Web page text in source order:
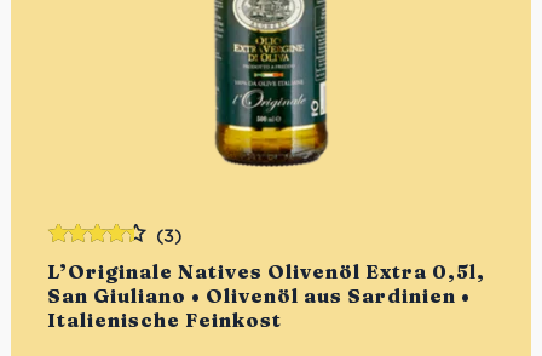
L’Originale Natives Olivenöl Extra 0,5l,
San Giuliano • Olivenöl aus Sardinien •
Italienische Feinkost
(3)
Bewertet
mit4.33
von 5